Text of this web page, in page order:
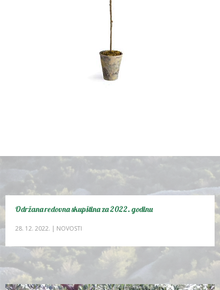
Održana redovna skupština za 2022. godinu
28. 12. 2022. | NOVOSTI